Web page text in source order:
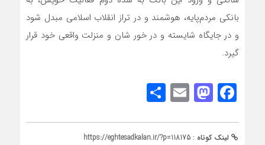
بانکی مردم‌پایه، هوشمند و در تراز انقلاب اسلامی مبدل شود
و در جایگاه شایسته و در خور شان و منزلت واقعی خود قرار
گیرد.
Facebook
Mastodon
Email
لینک کوتاه : https://eghtesadkalan.ir/?p=118175